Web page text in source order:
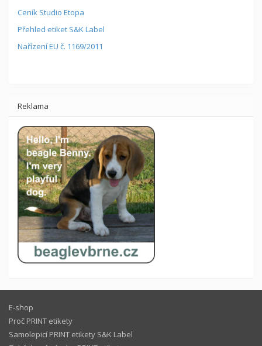
Ceník Studio Etopa
Přehled etiket S&K Label
Nařízení EU č. 1169/2011
Reklama
E-shop
Proč PRINT etikety
Samolepicí PRINT etikety S&K Label